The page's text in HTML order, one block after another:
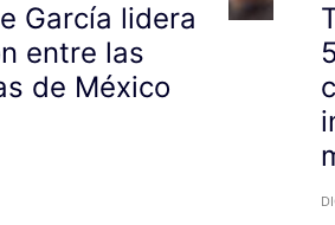
García lidera
entre las
de México